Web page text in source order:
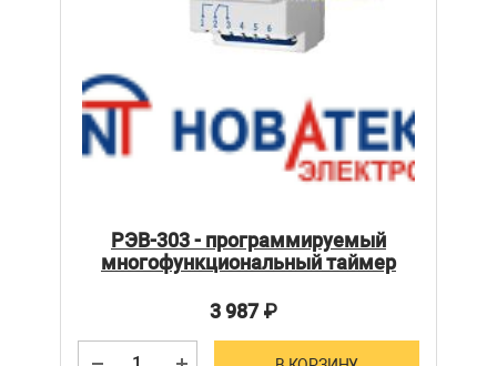
РЭВ-303 - программируемый
многофункциональный таймер
3 987₽